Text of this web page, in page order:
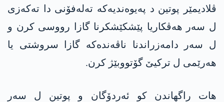
ڤلادیمێر پوتین د پەیوەندیەکە تەلەفۆنی دا تەکەزی
ل سەر ھەڤکاریا پێشکێشکرنا گازا رووسی کرن و
ل سەر دامەزراندنا ناڤەندەکە گازا سروشتی یا
ھەرێمی ل ترکیێ گۆتووبێژ کرن.
ھات راگھاندن کو ئەردۆگان و پوتین ل سەر